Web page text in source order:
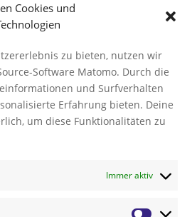
Cookies und
zu bieten, nutzen wir
Software Matomo. Durch die
und Surfverhalten
Erfahrung bieten. Deine
um diese Funktionalitäten zu
Immer aktiv